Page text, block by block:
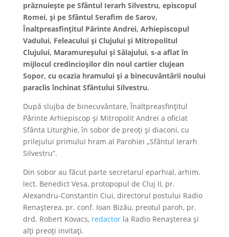
prăznuiește pe Sfântul Ierarh Silvestru, episcopul
Romei, și pe Sfântul Serafim de Sarov,
Înaltpreasfințitul Părinte Andrei, Arhiepiscopul
Vadului, Feleacului și Clujului și Mitropolitul
Clujului, Maramureșului și Sălajului, s-a aflat în
mijlocul credincioșilor din noul cartier clujean
Sopor, cu ocazia hramului și a binecuvântării noului
paraclis închinat Sfântului Silvestru.
După slujba de binecuvântare, Înaltpreasfințitul
Părinte Arhiepiscop și Mitropolit Andrei a oficiat
Sfânta Liturghie, în sobor de preoți și diaconi, cu
prilejului primului hram al Parohiei „Sfântul Ierarh
Silvestru”.
Din sobor au făcut parte secretarul eparhial, arhim.
lect. Benedict Vesa, protopopul de Cluj II, pr.
Alexandru-Constantin Ciui, directorul postului Radio
Renașterea, pr. conf. Ioan Bizău, preotul paroh, pr.
drd. Robert Kovacs, redactorla Radio Renașterea și
alți preoți invitați.